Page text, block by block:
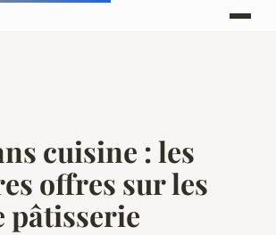
cuisine : les
offres sur les
pâtisserie